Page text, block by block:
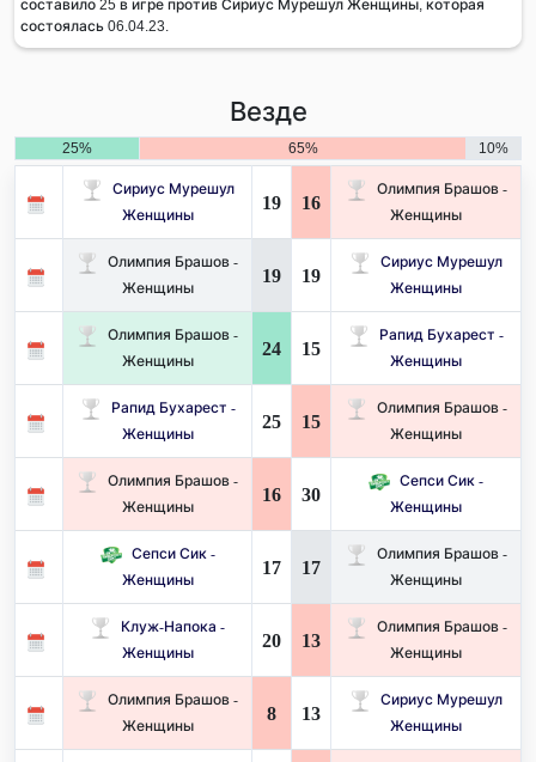
составило 25 в игре против Сириус Мурешул Женщины, которая
состоялась 06.04.23.
Везде
25% 65% 10%
Сириус Мурешул
Женщины
19 16
Олимпия Брашов -
Женщины
Олимпия Брашов -
Женщины
19 19
Сириус Мурешул
Женщины
Олимпия Брашов -
Женщины
24 15
Рапид Бухарест -
Женщины
Рапид Бухарест -
Женщины
25 15
Олимпия Брашов -
Женщины
Олимпия Брашов -
Женщины
16 30
Сепси Сик -
Женщины
Сепси Сик -
Женщины
17 17
Олимпия Брашов -
Женщины
Клуж-Напока -
Женщины
20 13
Олимпия Брашов -
Женщины
Олимпия Брашов -
Женщины
8 13
Сириус Мурешул
Женщины